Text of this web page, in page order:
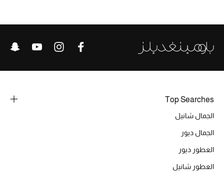
هدايا للنساء
جميع الأحذية النسائية
جميع الحقائب النسائية
جميع الإكسسورات النسائية
Top Searches
الجمال شانيل
الجمال ديور
العطور ديور
العطور شانيل